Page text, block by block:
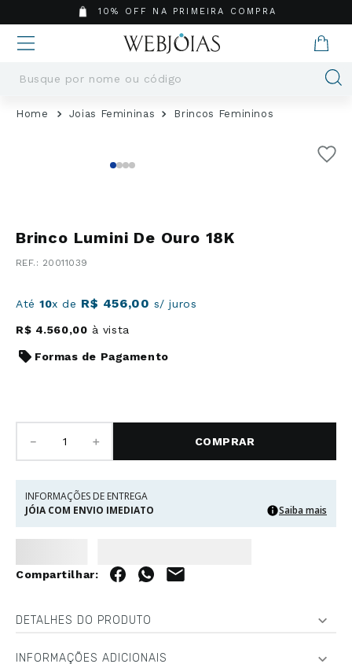
10% OFF NA PRIMEIRA COMPRA
Busque por nome ou código
Joias Femininas Brincos Femininos
Brinco Lumini De Ouro 18K
: 20011039
Até10x de R$ 456,00 s/ juros
R$ 4.560,00 à vista
Formas de Pagamento
＋
－ COMPRAR
INFORMAÇÕES DE ENTREGA
JÓIA COM ENVIO IMEDIATO
Saiba mais
DETALHES DO PRODUTO
INFORMAÇÕES ADICIONAIS
Termos mais buscados
6º
Argola
7º
Pingente
9º
Casamento
10 º Corrente